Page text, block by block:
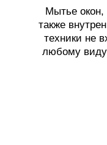
Мытье окон,
также
техники не
любому виду